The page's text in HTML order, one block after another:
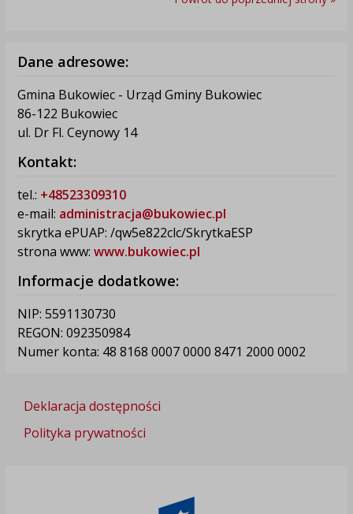
Dane adresowe:
Gmina Bukowiec - Urząd Gminy Bukowiec
86-122 Bukowiec
ul. Dr Fl. Ceynowy 14
Kontakt:
tel.: +48523309310
e-mail: administracja@bukowiec.pl
skrytka ePUAP: /qw5e822clc/SkrytkaESP
strona www: www.bukowiec.pl
Informacje dodatkowe:
NIP: 5591130730
REGON: 092350984
Numer konta: 48 8168 0007 0000 8471 2000 0002
Deklaracja dostępności
Polityka prywatności